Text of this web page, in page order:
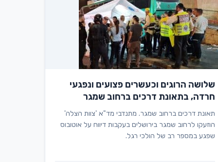
שלושה הרוגים וכעשרים פצועים ונפגעי
חרדה, בתאונת דרכים ברחוב שמגר
תאונת דרכים ברחוב שמגר. מתנדבי מד"א 'צוות הצלה'
הוזעקו לרחוב שמגר בירושלים בעקבות דיווח על אוטובוס
שפגע במספר רב של הולכי רגל.